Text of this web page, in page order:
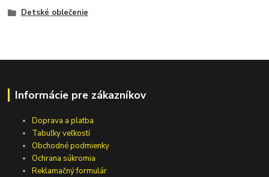
Detské oblečenie
Informácie pre zákazníkov
Doprava a platba
Tabuľky veľkostí
Obchodné podmienky
Ochrana súkromia
Reklamačný formulár